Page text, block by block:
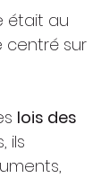
était au
centré sur
lois des
ils